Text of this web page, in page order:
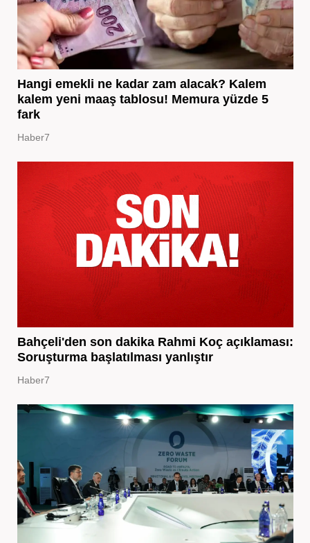
Hangi emekli ne kadar zam alacak? Kalem
kalem yeni maaş tablosu! Memura yüzde 5
fark
Haber7
Bahçeli'den son dakika Rahmi Koç açıklaması:
Soruşturma başlatılması yanlıştır
Haber7